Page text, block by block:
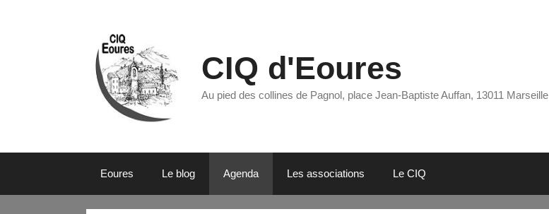
CIQ d'Eoures
Au pied des collines de Pagnol, place Jean-Baptiste Auffan, 13011 Marseille
Eoures Le blog Agenda Les associations Le CIQ